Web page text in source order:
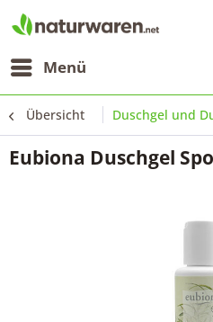
Menü
Übersicht Duschgel und
Eubiona Duschgel